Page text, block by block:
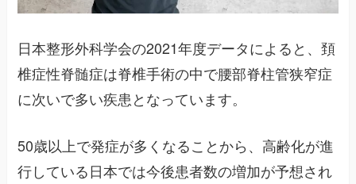
日本整形外科学会の2021年度データによると、頚
椎症性脊髄症は脊椎手術の中で腰部脊柱管狭窄症
に次いで多い疾患となっています。
50歳以上で発症が多くなることから、高齢化が進
行している日本では今後患者数の増加が予想され